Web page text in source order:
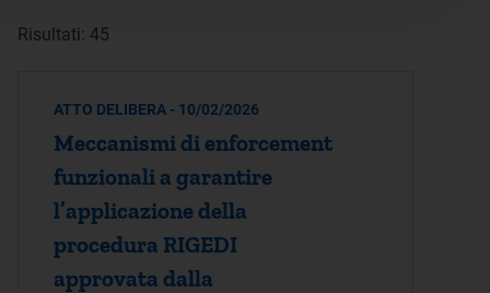
Risultati: 45
ATTO DELIBERA - 10/02/2026
Meccanismi di enforcement
funzionali a garantire
l’applicazione della
procedura RIGEDI
approvata dalla